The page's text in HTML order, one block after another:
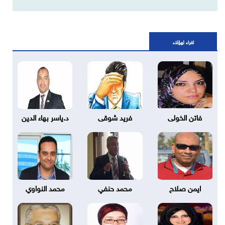
اقراء لهؤلاء
فاتن الخولى فريد شوقى د.ياسر بهاء الدين
ايمن صلاح محمد حنفي محمد النواوي